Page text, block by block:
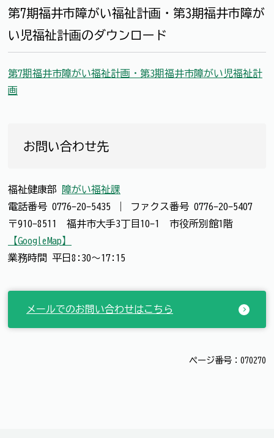
第7期福井市障がい福祉計画・第3期福井市障が
い児福祉計画のダウンロード
第7期福井市障がい福祉計画・第3期福井市障がい児福祉計
画
お問い合わせ先
福祉健康部
障がい福祉課
電話番号 0776-20-5435 ファクス番号 0776-20-5407
〒910-8511 福井市大手3丁目10-1 市役所別館1階
【GoogleMap】
業務時間 平日8:30～17:15
メールでのお問い合わせはこちら
ページ番号：070270